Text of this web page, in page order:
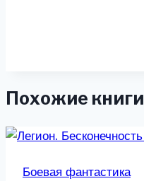
Похожие книги
Боевая фантастика